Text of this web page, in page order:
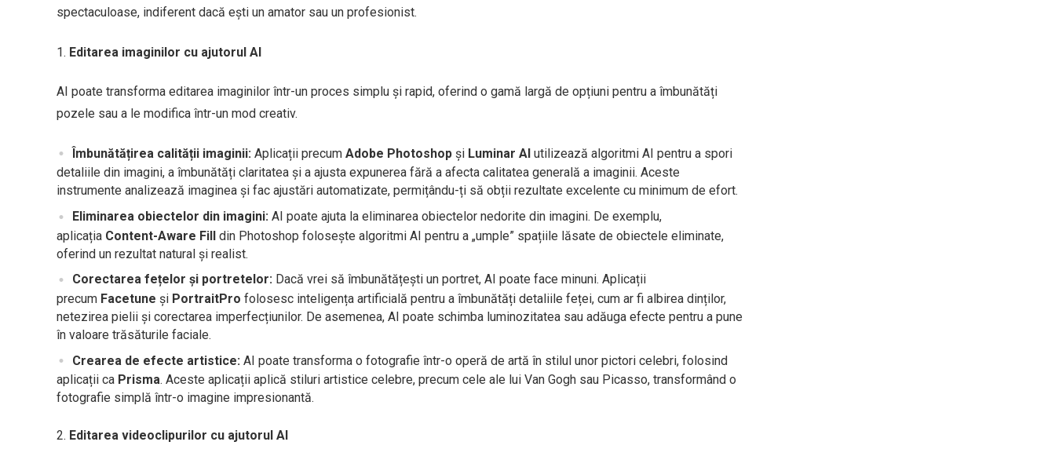
spectaculoase, indiferent dacă ești un amator sau un profesionist.
Editarea imaginilor cu ajutorul AI
AI poate transforma editarea imaginilor într-un proces simplu și rapid, oferind o gamă largă de opțiuni pentru a îmbunătăți
pozele sau a le modifica într-un mod creativ.
Îmbunătățirea calității imaginii: Aplicații precum Adobe Photoshop și Luminar AI utilizează algoritmi AI pentru a spori
detaliile din imagini, a îmbunătăți claritatea și a ajusta expunerea fără a afecta calitatea generală a imaginii. Aceste
instrumente analizează imaginea și fac ajustări automatizate, permițându-ți să obții rezultate excelente cu minimum de efort.
Eliminarea obiectelor din imagini: AI poate ajuta la eliminarea obiectelor nedorite din imagini. De exemplu,
aplicația Content-Aware Fill din Photoshop folosește algoritmi AI pentru a „umple” spațiile lăsate de obiectele eliminate,
oferind un rezultat natural și realist.
Corectarea fețelor și portretelor: Dacă vrei să îmbunătățești un portret, AI poate face minuni. Aplicații
precum Facetune și PortraitPro folosesc inteligența artificială pentru a îmbunătăți detaliile feței, cum ar fi albirea dinților,
netezirea pielii și corectarea imperfecțiunilor. De asemenea, AI poate schimba luminozitatea sau adăuga efecte pentru a pune
în valoare trăsăturile faciale.
Crearea de efecte artistice: AI poate transforma o fotografie într-o operă de artă în stilul unor pictori celebri, folosind
aplicații ca Prisma. Aceste aplicații aplică stiluri artistice celebre, precum cele ale lui Van Gogh sau Picasso, transformând o
fotografie simplă într-o imagine impresionantă.
Editarea videoclipurilor cu ajutorul AI